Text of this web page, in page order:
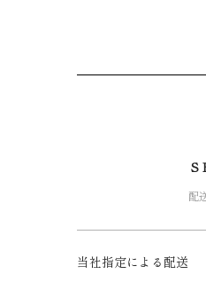
配
当社指定による配送